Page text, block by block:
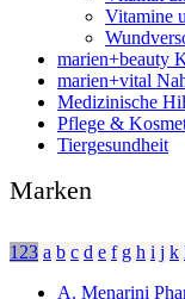
Vitamine
marien+beauty
marien+vital
Medizinische
Pflege &
Tiergesundheit
Marken
123 a b c d e f g h i j k
A. Menarini